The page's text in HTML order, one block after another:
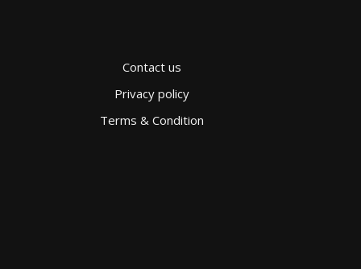
Contact us
Privacy policy
Terms & Condition